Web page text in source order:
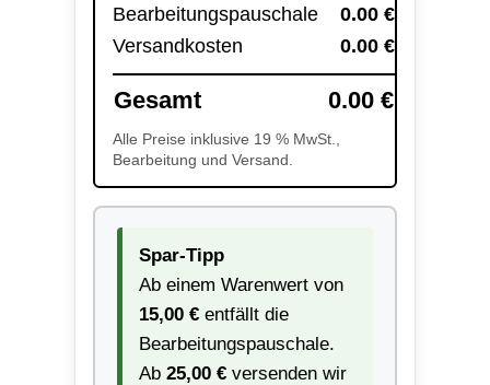
Bearbeitungspauschale
0.00 €
Versandkosten
0.00 €
Gesamt 0.00 €
Alle Preise inklusive 19 % MwSt.,
Bearbeitung und Versand.
Spar-Tipp
Ab einem Warenwert von
15,00 € entfällt die
Bearbeitungspauschale.
Ab 25,00 € versenden wir